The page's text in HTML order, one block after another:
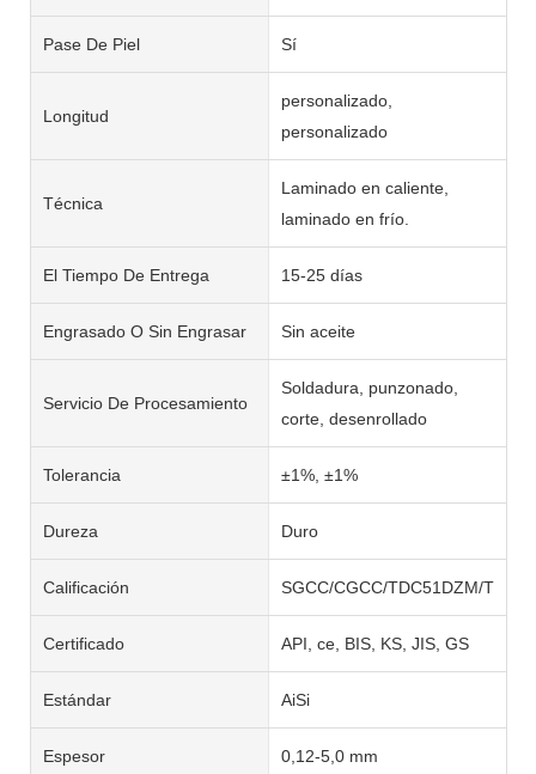
Pase De Piel Sí
Longitud
personalizado,
personalizado
Técnica
Laminado en caliente,
laminado en frío.
El Tiempo De Entrega 15-25 días
Engrasado O Sin Engrasar Sin aceite
Servicio De Procesamiento
Soldadura, punzonado,
corte, desenrollado
Tolerancia ±1%, ±1%
Dureza Duro
Calificación SGCC/CGCC/TDC51DZM/
Certificado API, ce, BIS, KS, JIS, GS
Estándar AiSi
Espesor 0,12-5,0 mm